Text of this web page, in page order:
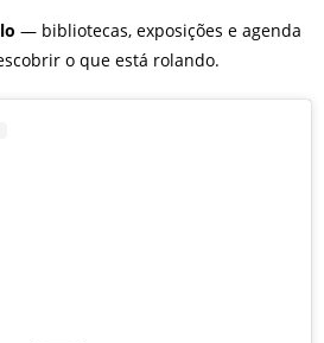
— bibliotecas, exposições e agenda
o que está rolando.